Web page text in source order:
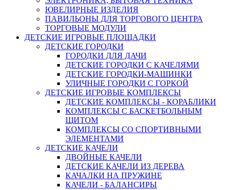
ЮВЕЛИРНЫЕ ИЗДЕЛИЯ
ПАВИЛЬОНЫ ДЛЯ ТОРГОВОГО ЦЕНТРА
ТОРГОВЫЕ МОДУЛИ
ДЕТСКИЕ ИГРОВЫЕ ПЛОЩАДКИ
ДЕТСКИЕ ГОРОДКИ
ГОРОДКИ ДЛЯ ДАЧИ
ДЕТСКИЕ ГОРОДКИ С КАЧЕЛЯМИ
ДЕТСКИЕ ГОРОДКИ-МАШИНКИ
УЛИЧНЫЕ ГОРОДКИ С ГОРКОЙ
ДЕТСКИЕ ИГРОВЫЕ КОМПЛЕКСЫ
ДЕТСКИЕ КОМПЛЕКСЫ - КОРАБЛИКИ
КОМПЛЕКСЫ С БАСКЕТБОЛЬНЫМ
ЩИТОМ
КОМПЛЕКСЫ СО СПОРТИВНЫМИ
ЭЛЕМЕНТАМИ
ДЕТСКИЕ КАЧЕЛИ
ДВОЙНЫЕ КАЧЕЛИ
ДЕТСКИЕ КАЧЕЛИ ИЗ ДЕРЕВА
КАЧАЛКИ НА ПРУЖИНЕ
КАЧЕЛИ - БАЛАНСИРЫ